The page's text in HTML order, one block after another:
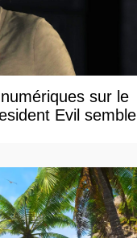
sur le
Evil semble